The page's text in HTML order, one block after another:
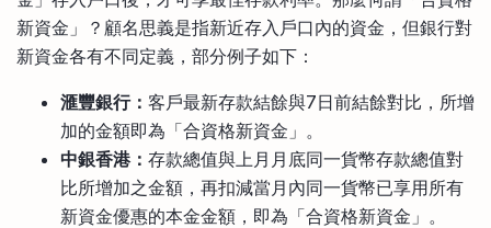
新資金」？顧名思義是指新近存入戶口內的資金，但銀行對
新資金各有不同定義，部分例子如下：
滙豐銀行： 客戶最新存款結餘與7日前結餘對比，所增
加的金額即為「合資格新資金」。
中銀香港： 存款總值與上月月底同一貨幣存款總值對
比所增加之金額，再扣減當月內同一貨幣已享用所有
新資金優惠的本金金額，即為「合資格新資金」。